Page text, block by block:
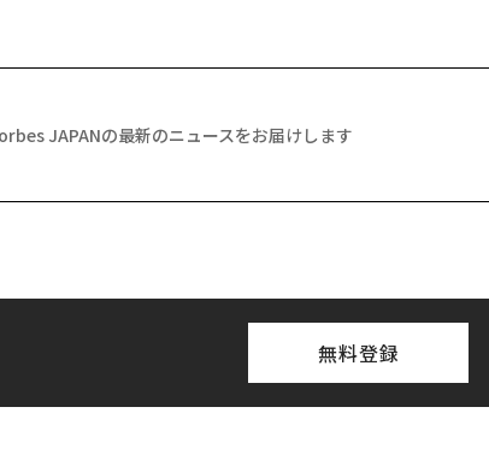
JAPANの最新のニュースをお届けします
無料登録